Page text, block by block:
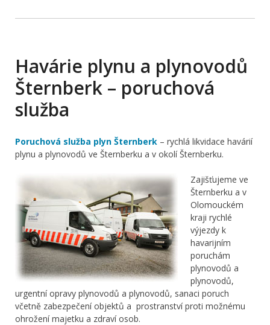
Havárie plynu a plynovodů
Šternberk – poruchová
služba
Poruchová služba plyn Šternberk – rychlá likvidace havárií
plynu a plynovodů ve Šternberku a v okolí Šternberku.
Zajišťujeme ve
Šternberku a v
Olomouckém
kraji rychlé
výjezdy k
havarijním
poruchám
plynovodů a
plynovodů,
urgentní opravy plynovodů a plynovodů, sanaci poruch
včetně zabezpečení objektů a prostranství proti možnému
ohrožení majetku a zdraví osob.